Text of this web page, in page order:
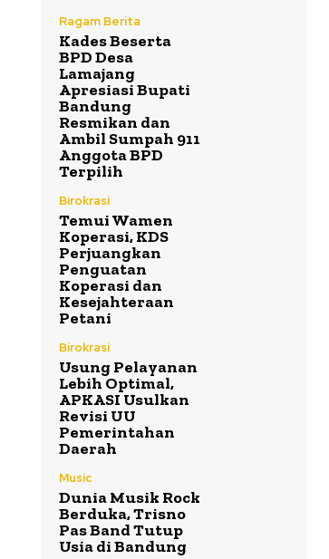
Ragam Berita
Kades Beserta
BPD Desa
Lamajang
Apresiasi Bupati
Bandung
Resmikan dan
Ambil Sumpah 911
Anggota BPD
Terpilih
Birokrasi
Temui Wamen
Koperasi, KDS
Perjuangkan
Penguatan
Koperasi dan
Kesejahteraan
Petani
Birokrasi
Usung Pelayanan
Lebih Optimal,
APKASI Usulkan
Revisi UU
Pemerintahan
Daerah
Music
Dunia Musik Rock
Berduka, Trisno
Pas Band Tutup
Usia di Bandung